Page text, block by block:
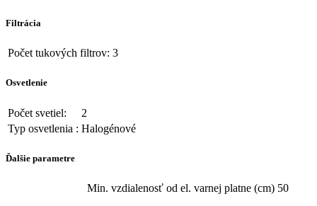
Filtrácia
Počet tukových filtrov: 3
Osvetlenie
Počet svetiel:
2
Typ osvetlenia : Halogénové
Ďalšie parametre
Min. vzdialenosť od el. varnej platne (cm) 50